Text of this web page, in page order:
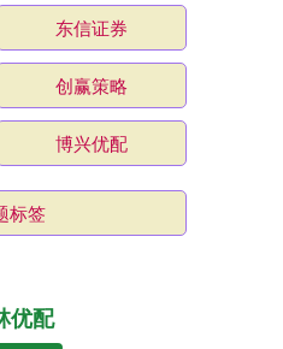
东信证券
创赢策略
博兴优配
标签
优配